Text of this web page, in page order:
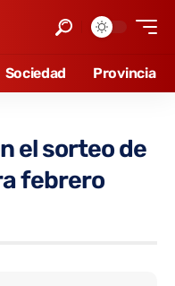
Sociedad Provincia
el sorteo de
febrero